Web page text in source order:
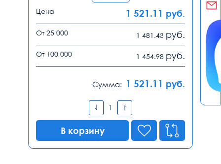
Цена 1 521.11 руб.
От 25 000 1 481.43 руб.
От 100 000 1 454.98 руб.
Сумма: 1 521.11 руб.
В корзину